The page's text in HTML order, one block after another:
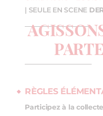
| SEULE EN SCENE
RÈGLES
Participez à la